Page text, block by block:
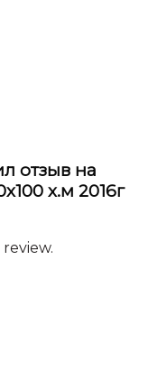
отзыв на
х.м 2016г